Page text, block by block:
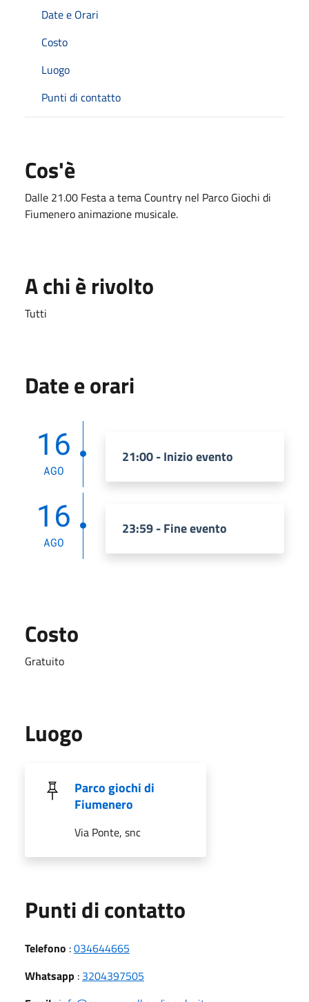
Date e Orari
Costo
Luogo
Punti di contatto
Cos'è
Dalle 21.00 Festa a tema Country nel Parco Giochi di
Fiumenero animazione musicale.
A chi è rivolto
Tutti
Date e orari
16
AGO
21:00 - Inizio evento
16
AGO
23:59 - Fine evento
Costo
Gratuito
Luogo
Parco giochi di
Fiumenero
Via Ponte, snc
Punti di contatto
Telefono :034644665
Whatsapp : 3204397505